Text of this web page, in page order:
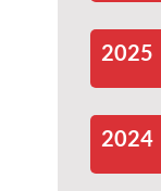
2025
2024